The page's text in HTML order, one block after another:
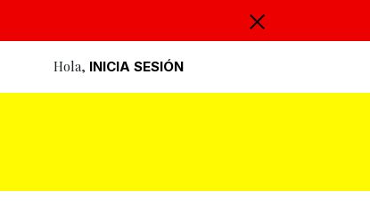
Hola, INICIA SESIÓN